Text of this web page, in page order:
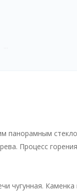
Процесс
чугунная.